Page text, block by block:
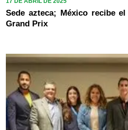
Sede azteca; México recibe
Grand Prix